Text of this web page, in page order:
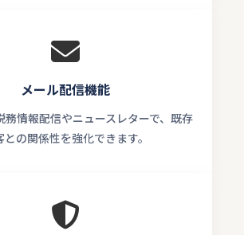
メール配信機能
務情報配信やニュースレターで、既存
との関係性を強化できます。